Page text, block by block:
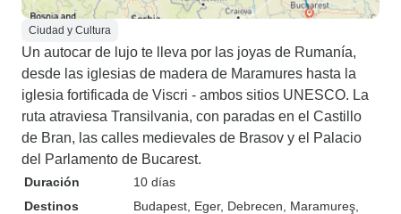
Ciudad y Cultura
Un autocar de lujo te lleva por las joyas de Rumanía,
desde las iglesias de madera de Maramures hasta la
iglesia fortificada de Viscri - ambos sitios UNESCO. La
ruta atraviesa Transilvania, con paradas en el Castillo
de Bran, las calles medievales de Brasov y el Palacio
del Parlamento de Bucarest.
Duración
10 días
Destinos
Budapest , Eger, Debrecen , Maramureş